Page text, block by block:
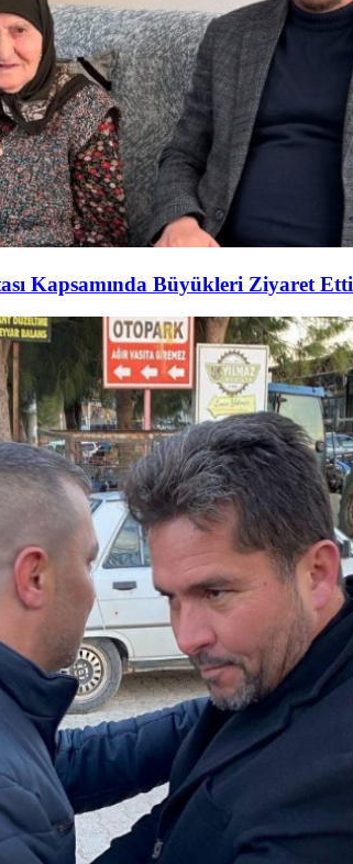
Kapsamında Büyükleri Ziyaret Etti